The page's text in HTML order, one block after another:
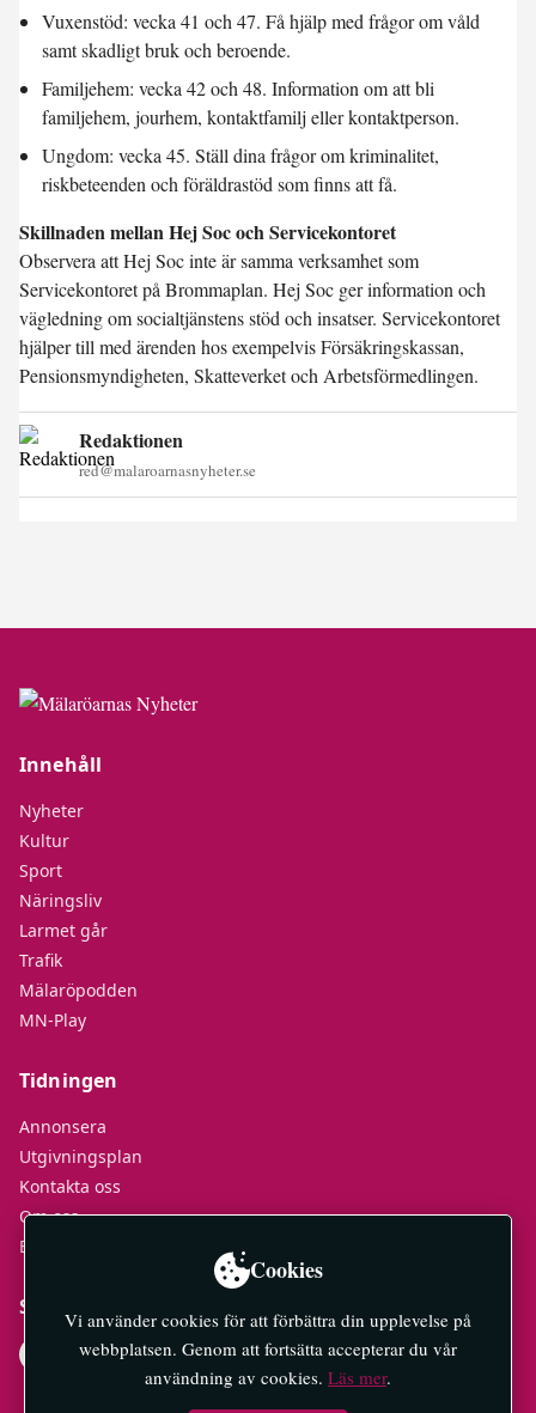
Vuxenstöd: vecka 41 och 47. Få hjälp med frågor om våld
samt skadligt bruk och beroende.
Familjehem: vecka 42 och 48. Information om att bli
familjehem, jourhem, kontaktfamilj eller kontaktperson.
Ungdom: vecka 45. Ställ dina frågor om kriminalitet,
riskbeteenden och föräldrastöd som finns att få.
Skillnaden mellan Hej Soc och Servicekontoret
Observera att Hej Soc inte är samma verksamhet som
Servicekontoret på Brommaplan. Hej Soc ger information och
vägledning om socialtjänstens stöd och insatser. Servicekontoret
hjälper till med ärenden hos exempelvis Försäkringskassan,
Pensionsmyndigheten, Skatteverket och Arbetsförmedlingen.
Redaktionen
red@malaroarnasnyheter.se
Innehåll
Nyheter
Kultur
Sport
Näringsliv
Larmet går
Trafik
Mälaröpodden
MN-Play
Tidningen
Annonsera
Utgivningsplan
Kontakta oss
Om oss
E-tidningar
Socialt
Cookies
Vi använder cookies för att förbättra din upplevelse på
webbplatsen. Genom att fortsätta accepterar du vår
användning av cookies. Läs mer.